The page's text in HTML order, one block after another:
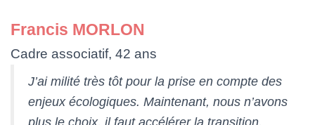
Francis MORLON
Cadre associatif, 42 ans
J’ai milité très tôt pour la prise en compte des
enjeux écologiques. Maintenant, nous n’avons
plus le choix, il faut accélérer la transition.